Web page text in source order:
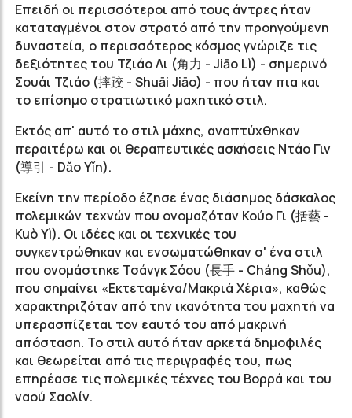
Επειδή οι περισσότεροι από τους άντρες ήταν
καταταγμένοι στον στρατό από την προηγούμενη
δυναστεία, ο περισσότερος κόσμος γνώριζε τις
δεξιότητες του Τζιάο Λι (角力 - Jiāo Lì) - σημερινό
Σουάι Τζιάο (摔跤 - Shuāi Jiāo) - που ήταν πια και
το επίσημο στρατιωτικό μαχητικό στιλ.
Εκτός απ' αυτό το στιλ μάχης, αναπτύχθηκαν
περαιτέρω και οι θεραπευτικές ασκήσεις Ντάο Γιν
(導引 - Dǎo Yǐn).
Εκείνη την περίοδο έζησε ένας διάσημος δάσκαλος
πολεμικών τεχνών που ονομαζόταν Κούο Γι (括藝 -
Kuò Yì). Οι ιδέες και οι τεχνικές του
συγκεντρώθηκαν και ενσωματώθηκαν σ' ένα στιλ
που ονομάστηκε Τσάνγκ Σόου (長手 - Cháng Shǒu),
που σημαίνει «Εκτεταμένα/Μακριά Χέρια», καθώς
χαρακτηριζόταν από την ικανότητα του μαχητή να
υπερασπίζεται τον εαυτό του από μακρινή
απόσταση. Το στιλ αυτό ήταν αρκετά δημοφιλές
και θεωρείται από τις περιγραφές του, πως
επηρέασε τις πολεμικές τέχνες του Βορρά και του
ναού Σαολίν.